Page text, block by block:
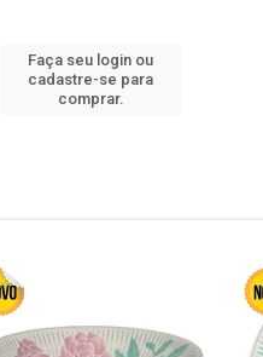
Faça seu login ou
cadastre-se para
comprar.